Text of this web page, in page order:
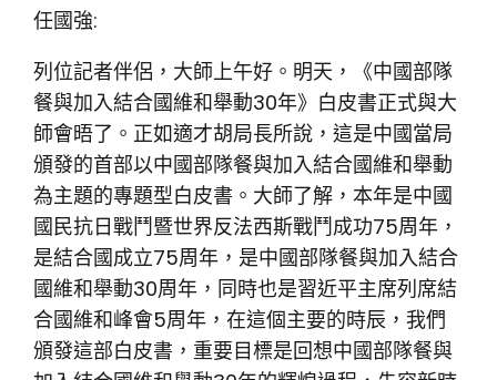
任國強:
列位記者伴侶，大師上午好。明天，《中國部隊
餐與加入結合國維和舉動30年》白皮書正式與大
師會晤了。正如適才胡局長所說，這是中國當局
頒發的首部以中國部隊餐與加入結合國維和舉動
為主題的專題型白皮書。大師了解，本年是中國
國民抗日戰鬥暨世界反法西斯戰鬥成功75周年，
是結合國成立75周年，是中國部隊餐與加入結合
國維和舉動30周年，同時也是習近平主席列席結
合國維和峰會5周年，在這個主要的時辰，我們
頒發這部白皮書，重要目標是回想中國部隊餐與